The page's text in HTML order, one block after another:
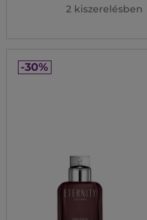
2 kiszerelésben
-30%